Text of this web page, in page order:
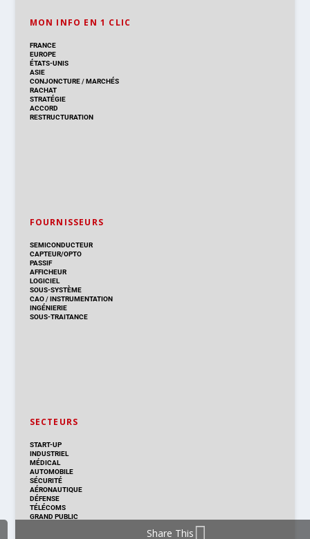
MON INFO EN 1 CLIC
FRANCE
EUROPE
ÉTATS-UNIS
ASIE
CONJONCTURE/MARCHÉS
RACHAT
STRATÉGIE
ACCORD
RESTRUCTURATION
FOURNISSEURS
SEMICONDUCTEUR
CAPTEUR/OPTO
PASSIF
AFFICHEUR
LOGICIEL
SOUS-SYSTÈME
CAO/INSTRUMENTATION
INGÉNIERIE
SOUS-TRAITANCE
SECTEURS
START-UP
INDUSTRIEL
MÉDICAL
AUTOMOBILE
SÉCURITÉ
AÉRONAUTIQUE
DÉFENSE
TÉLÉCOMS
GRAND PUBLIC
Share This